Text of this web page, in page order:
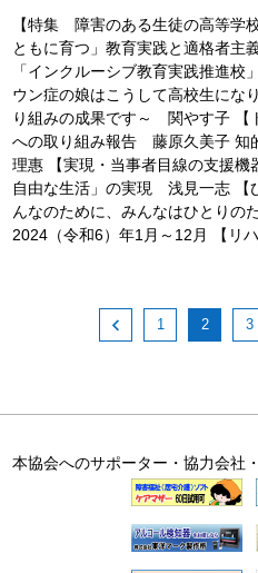
【特集 障害のある生徒の高等学
ともに育つ」教育実践と適格者
「インクルーシブ教育実践推進
ウン症の娘はこうして高校生にな
り組みの成果です～ 関やす子 【
への取り組み報告 藤原久美子 知
理惠 【実現・当事者目線の支援機
自由な生活」の実現 浅見一志 【
んなのために、みんなはひとりの
2024（令和6）年1月～12月 【リ
1 2 3
本協会へのサポーター・協力会社